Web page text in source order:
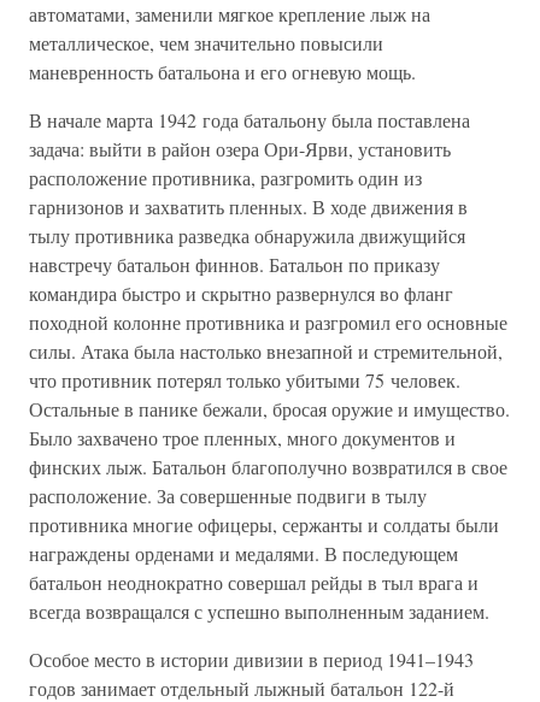
автоматами, заменили мягкое крепление лыж на
металлическое, чем значительно повысили
маневренность батальона и его огневую мощь.
В начале марта 1942 года батальону была поставлена
задача: выйти в район озера Ори-Ярви, установить
расположение противника, разгромить один из
гарнизонов и захватить пленных. В ходе движения в
тылу противника разведка обнаружила движущийся
навстречу батальон финнов. Батальон по приказу
командира быстро и скрытно развернулся во фланг
походной колонне противника и разгромил его основные
силы. Атака была настолько внезапной и стремительной,
что противник потерял только убитыми 75 человек.
Остальные в панике бежали, бросая оружие и имущество.
Было захвачено трое пленных, много документов и
финских лыж. Батальон благополучно возвратился в свое
расположение. За совершенные подвиги в тылу
противника многие офицеры, сержанты и солдаты были
награждены орденами и медалями. В последующем
батальон неоднократно совершал рейды в тыл врага и
всегда возвращался с успешно выполненным заданием.
Особое место в истории дивизии в период 1941–1943
годов занимает отдельный лыжный батальон 122-й